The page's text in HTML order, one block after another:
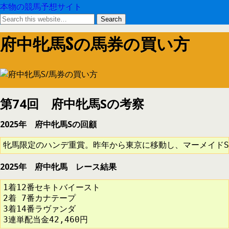
本物の競馬予想サイト
府中牝馬Sの馬券の買い方
第74回 府中牝馬Sの考察
2025年 府中牝馬Sの回顧
牝馬限定のハンデ重賞。昨年から東京に移動し、マーメイ
2025年 府中牝馬 レース結果
1着12番セキトバイースト
2着 7番カナテープ
3着14番ラヴァンダ
3連単配当金42,460円